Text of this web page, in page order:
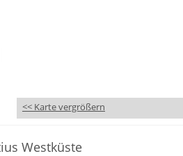
<< Karte vergrößern
Westküste